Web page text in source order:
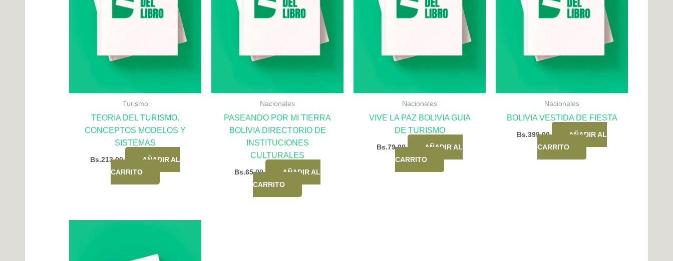
Turismo
TEORIA DEL TURISMO.
CONCEPTOS MODELOS Y
SISTEMAS
Bs.213,00
AÑADIR AL
CARRITO
Nacionales
PASEANDO POR MI TIERRA
BOLIVIA DIRECTORIO DE
INSTITUCIONES
CULTURALES
Bs.65,00
AÑADIR AL
CARRITO
Nacionales
VIVE LA PAZ BOLIVIA GUIA
DE TURISMO
Bs.79,00
AÑADIR AL
CARRITO
Nacionales
BOLIVIA VESTIDA DE FIESTA
Bs.399,00
AÑADIR AL
CARRITO